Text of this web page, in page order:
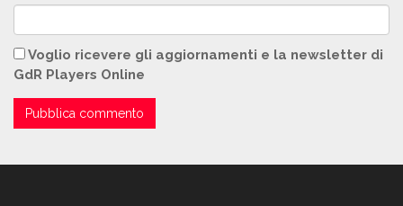
Voglio ricevere gli aggiornamenti e la newsletter di
GdR Players Online